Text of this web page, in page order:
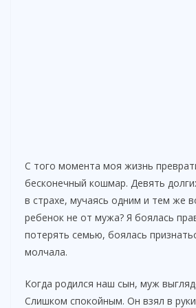
С того момента моя жизнь
бесконечный кошмар. Девять
в страхе, мучаясь одним и тем же
ребенок не от мужа? Я боялась
потерять семью, боялась
молчала.
Когда родился наш сын, муж
Слишком спокойным. Он взял в